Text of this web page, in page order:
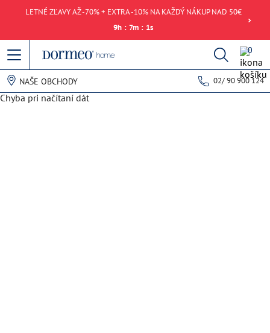
LETNÉ ZĽAVY AŽ -70% + EXTRA -10% NA KAŽDÝ NÁKUP NAD 50€
9h : 7m : 1s
0
NAŠE OBCHODY 02/ 90 900 124
Chyba pri načítaní dát